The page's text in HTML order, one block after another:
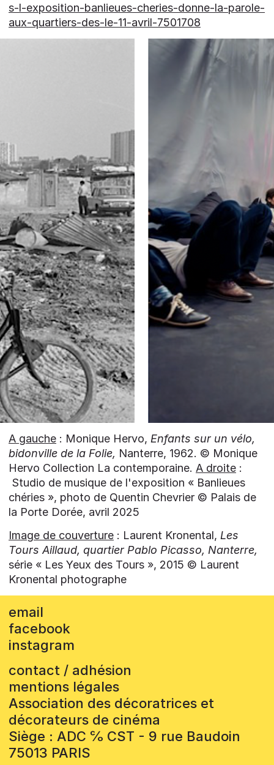
s-l-exposition-banlieues-cheries-donne-la-parole-
aux-quartiers-des-le-11-avril-7501708
A gauche : Monique Hervo, Enfants sur un vélo,
bidonville de la Folie, Nanterre, 1962. © Monique
Hervo Collection La contemporaine. A droite :
Studio de musique de l'exposition « Banlieues
chéries », photo de Quentin Chevrier © Palais de
la Porte Dorée, avril 2025
Image de couverture : Laurent Kronental, Les
Tours Aillaud, quartier Pablo Picasso, Nanterre,
série « Les Yeux des Tours », 2015 © Laurent
Kronental photographe
email
facebook
instagram
contact / adhésion
mentions légales
Association des décoratrices et
décorateurs de cinéma
Siège : ADC ℅ CST - 9 rue Baudoin
75013 PARIS